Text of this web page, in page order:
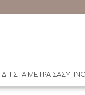
ΣΤΑ ΜΕΤΡΑ ΣΑΣ